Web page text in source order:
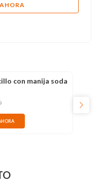
con manija soda